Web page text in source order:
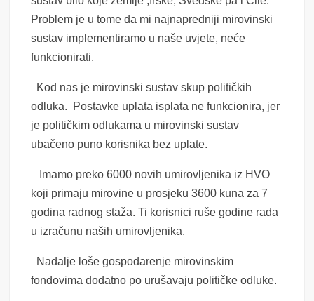
Problem je u tome da mi najnapredniji mirovinski
sustav implementiramo u naše uvjete, neće
funkcionirati.
Kod nas je mirovinski sustav skup političkih
odluka. Postavke uplata isplata ne funkcionira, jer
je političkim odlukama u mirovinski sustav
ubačeno puno korisnika bez uplate.
Imamo preko 6000 novih umirovljenika iz HVO
koji primaju mirovine u prosjeku 3600 kuna za 7
godina radnog staža. Ti korisnici ruše godine rada
u izračunu naših umirovljenika.
Nadalje loše gospodarenje mirovinskim
fondovima dodatno po urušavaju političke odluke.